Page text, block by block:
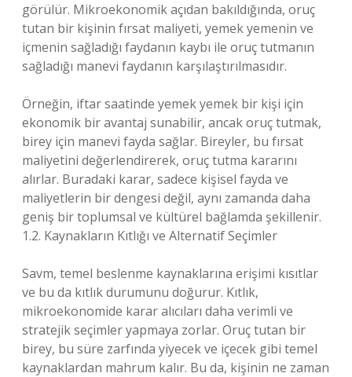
görülür. Mikroekonomik açıdan bakıldığında, oruç
tutan bir kişinin fırsat maliyeti, yemek yemenin ve
içmenin sağladığı faydanın kaybı ile oruç tutmanın
sağladığı manevi faydanın karşılaştırılmasıdır.
Örneğin, iftar saatinde yemek yemek bir kişi için
ekonomik bir avantaj sunabilir, ancak oruç tutmak,
birey için manevi fayda sağlar. Bireyler, bu fırsat
maliyetini değerlendirerek, oruç tutma kararını
alırlar. Buradaki karar, sadece kişisel fayda ve
maliyetlerin bir dengesi değil, aynı zamanda daha
geniş bir toplumsal ve kültürel bağlamda şekillenir.
1.2. Kaynakların Kıtlığı ve Alternatif Seçimler
Savm, temel beslenme kaynaklarına erişimi kısıtlar
ve bu da kıtlık durumunu doğurur. Kıtlık,
mikroekonomide karar alıcıları daha verimli ve
stratejik seçimler yapmaya zorlar. Oruç tutan bir
birey, bu süre zarfında yiyecek ve içecek gibi temel
kaynaklardan mahrum kalır. Bu da, kişinin ne zaman